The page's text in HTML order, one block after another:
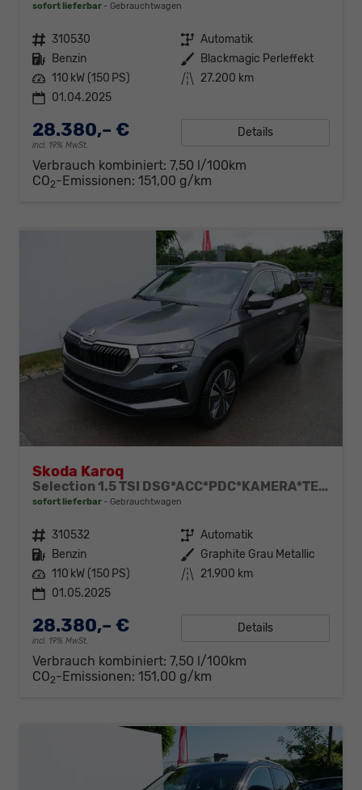
sofort lieferbar Gebrauchtwagen
Fahrzeugnr. 310530 Getriebe Automatik
Kraftstoff Benzin Außenfarbe Blackmagic Perleffekt
Leistung 110 kW (150 PS) Kilometerstand 27.200 km
01.04.2025
28.380,– €
incl. 19% MwSt.
Details
Verbrauch kombiniert: 7,50 l/100km
CO2-Emissionen: 151,00 g/km
Skoda Karoq
Selection 1.5 TSI DSG*ACC*PDC*KAMERA*TEMPOMAT*LED*SMARTLINK*KLIMA*RADIO*17-ZOLL
sofort lieferbar Gebrauchtwagen
Fahrzeugnr. 310532 Getriebe Automatik
Kraftstoff Benzin Außenfarbe Graphite Grau Metallic
Leistung 110 kW (150 PS) Kilometerstand 21.900 km
01.05.2025
28.380,– €
incl. 19% MwSt.
Details
Verbrauch kombiniert: 7,50 l/100km
CO2-Emissionen: 151,00 g/km